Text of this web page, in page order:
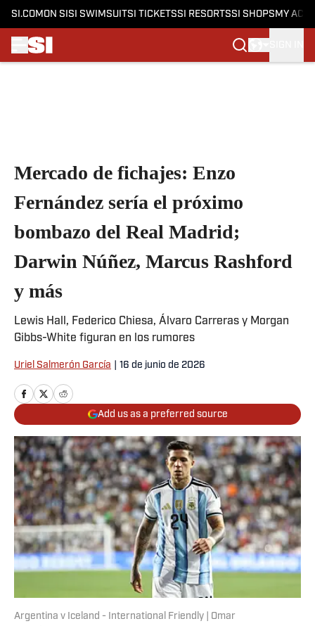
SI.COM ON SI SI SWIMSUITSI TICKETSSI RESORTSSI SHOPS MY
Mercado de fichajes: Enzo
Fernández sería el próximo
bombazo del Real Madrid;
Darwin Núñez, Marcus Rashford
y más
Lewis Hall, Federico Chiesa, Álvaro Carreras y Morgan
Gibbs-White figuran en los rumores
Uriel Salmerón García 16 de junio de 2026
Add us as a preferred source
Argentina v Iceland - International Friendly | Omar